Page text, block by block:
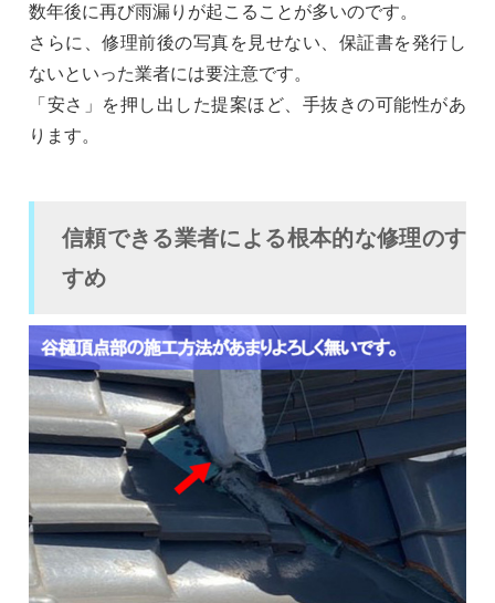
数年後に再び雨漏りが起こることが多いのです。
さらに、修理前後の写真を見せない、保証書を発行し
ないといった業者には要注意です。
「安さ」を押し出した提案ほど、手抜きの可能性があ
ります。
信頼できる業者による根本的な修理のす
すめ